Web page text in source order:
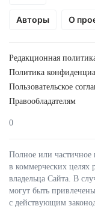
Авторы О
Редакционная
Политика
Пользовательское
Правообладателям
0
Полное или частичное
в коммерческих целях
владельца Сайта. В
могут быть
с действующим